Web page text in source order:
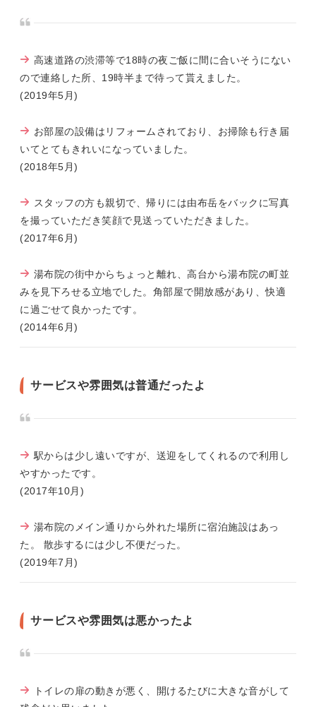
高速道路の渋滞等で18時の夜ご飯に間に合いそうにない
ので連絡した所、19時半まで待って貰えました。
(2019年5月)
お部屋の設備はリフォームされており、お掃除も行き届
いてとてもきれいになっていました。
(2018年5月)
スタッフの方も親切で、帰りには由布岳をバックに写真
を撮っていただき笑顔で見送っていただきました。
(2017年6月)
湯布院の街中からちょっと離れ、高台から湯布院の町並
みを見下ろせる立地でした。角部屋で開放感があり、快適
に過ごせて良かったです。
(2014年6月)
サービスや雰囲気は普通だったよ
駅からは少し遠いですが、送迎をしてくれるので利用し
やすかったです。
(2017年10月)
湯布院のメイン通りから外れた場所に宿泊施設はあっ
た。 散歩するには少し不便だった。
(2019年7月)
サービスや雰囲気は悪かったよ
トイレの扉の動きが悪く、開けるたびに大きな音がして